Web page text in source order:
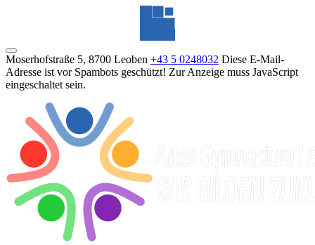
Moserhofstraße 5, 8700 Leoben +43 5 0248032 Diese E-Mail-
Adresse ist vor Spambots geschützt! Zur Anzeige muss JavaScript
eingeschaltet sein.